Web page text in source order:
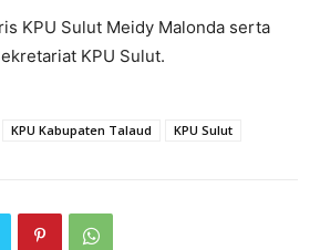
KPU Sulut Meidy Malonda serta
KPU Sulut.
KPU Kabupaten Talaud KPU Sulut